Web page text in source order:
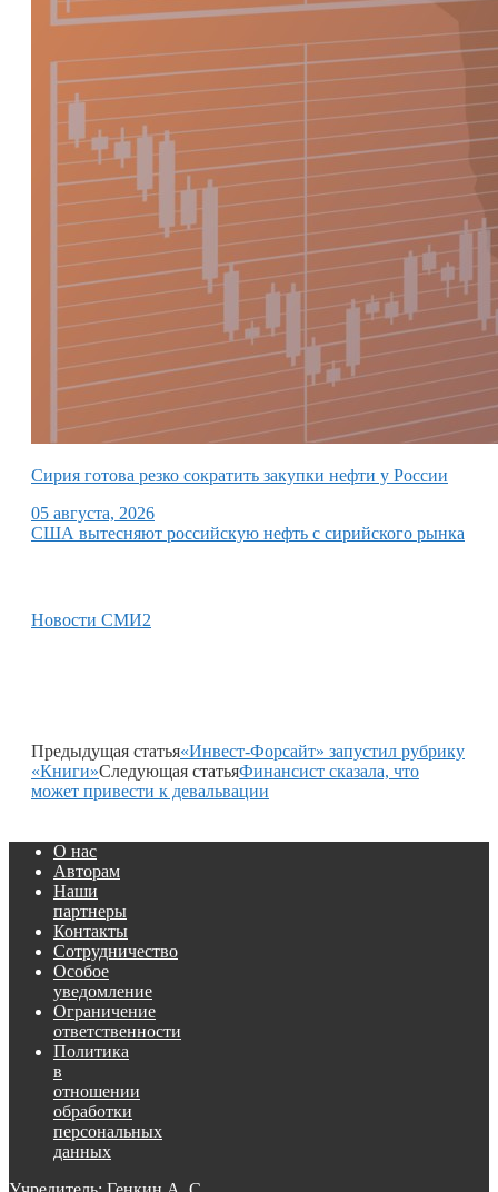
Сирия готова резко сократить закупки нефти у России
05 августа, 2026
США вытесняют российскую нефть с сирийского рынка
Новости СМИ2
Предыдущая статья«Инвест-Форсайт» запустил рубрику
«Книги»Следующая статьяФинансист сказала, что
может привести к девальвации
О нас
Авторам
Наши
партнеры
Контакты
Сотрудничество
Особое
уведомление
Ограничение
ответственности
Политика
в
отношении
обработки
персональных
данных